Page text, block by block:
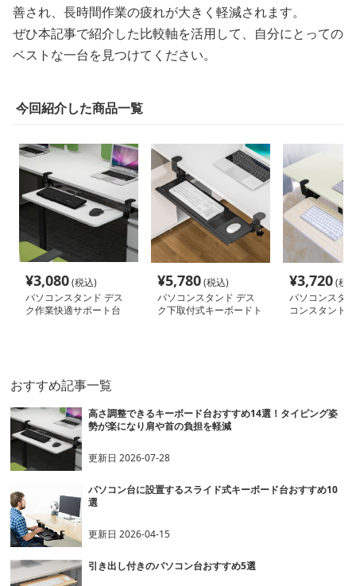
善され、長時間作業の疲れが大きく軽減されます。
ぜひ本記事で紹介した比較軸を活用して、自分にとっての
ベストな一台を見つけてください。
今回紹介した商品一覧
¥3,080(税込)
パソコンスタンド デス
ク作業快適サポート台
¥5,780(税込)
パソコンスタンド デス
ク下取付式キーボードト
¥3,720(税
パソコンスタ
コンスタンド
おすすめ記事一覧
高さ調整できるキーボード台おすすめ14選！タイピング姿
勢が楽になり肩や首の負担を軽減
更新日2026-07-28
パソコン台に設置するスライド式キーボード台おすすめ10
選
更新日2026-04-15
引き出し付きのパソコン台おすすめ5選